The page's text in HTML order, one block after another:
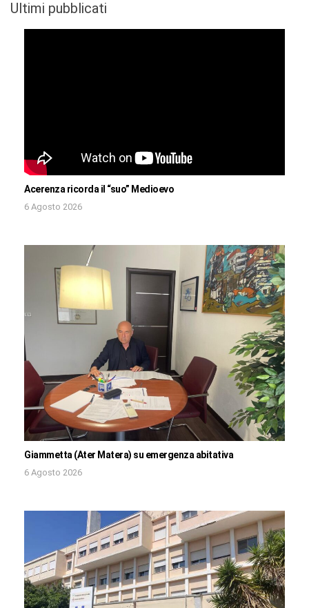
Ultimi pubblicati
Acerenza ricorda il “suo” Medioevo
6 Agosto 2026
Giammetta (Ater Matera) su emergenza abitativa
6 Agosto 2026